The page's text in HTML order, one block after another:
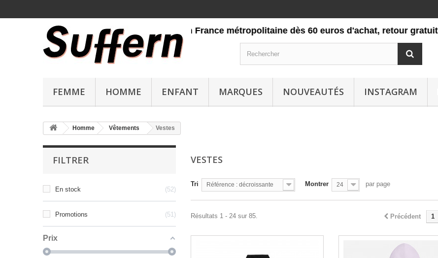
FEMME HOMME ENFANT MARQUES NOUVEAUTÉS INSTAGRAM
Livraison gratuite en France métropolitaine dès 60 euros d'achat, retour gratuit
Homme Vêtements Vestes
FILTRER
En stock 52
Promotions 51
Prix
VESTES
Tri Référence : décroissante Montrer 24 par page
Précédent 1
Résultats 1 - 24 sur 85.